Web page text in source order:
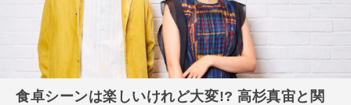
食卓シーンは楽しいけれど大変!? 高杉真宙と関